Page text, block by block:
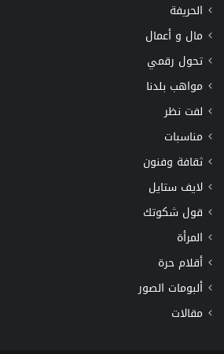
الحريفة
مال و أعمال
تحول رقمي
مواهب بلدنا
لفت نظر
مناسبات
ثقافة وفنون
لايف ستايل
قول شكوتك
المرأة
أقلام حرة
ألبومات الصور
مقالات